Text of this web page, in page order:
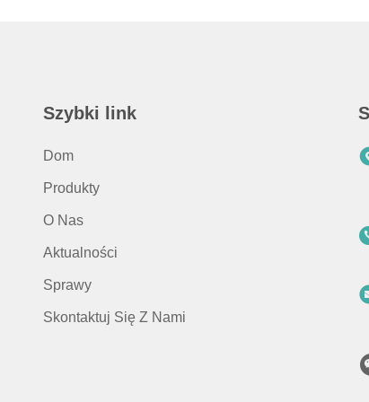
Szybki link
Dom
Produkty
O Nas
Aktualności
Sprawy
Skontaktuj Się Z Nami